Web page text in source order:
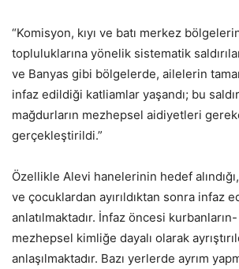
“Komisyon, kıyı ve batı merkez
topluluklarına yönelik sistematik
ve Banyas gibi bölgelerde, ailelerin
infaz edildiği katliamlar yaşandı; bu
mağdurların mezhepsel aidiyetleri
gerçekleştirildi.”
Özellikle Alevi hanelerinin hedef
ve çocuklardan ayırıldıktan sonra infaz
anlatılmaktadır. İnfaz öncesi
mezhepsel kimliğe dayalı olarak
anlaşılmaktadır. Bazı yerlerde ayrım